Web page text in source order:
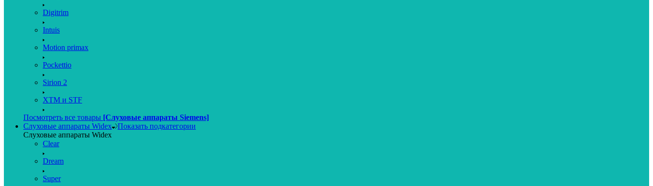
Digitrim
Intuis
Motion primax
Pockettio
Sirion 2
XTM и STF
Посмотреть все товары [Слуховые аппараты Siemens]
Слуховые аппараты Widex
Показать подкатегории
Слуховые аппараты Widex
Clear
Dream
Super